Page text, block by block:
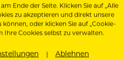
Ende der Seite. Klicken Sie auf „Alle
zu akzeptieren und direkt unsere
können, oder klicken Sie auf „Cookie-
Ihre Cookies selbst zu verwalten.
Ablehnen